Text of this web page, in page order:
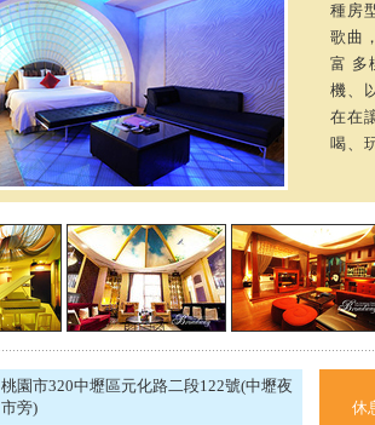
種房
歌曲
富 多
機、
在在
喝、
桃園市320中壢區元化路二段122號(中壢夜
市旁)
休